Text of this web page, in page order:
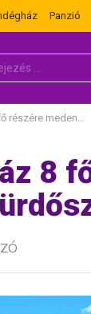
Panzió
és 4 fürdőszobával
8